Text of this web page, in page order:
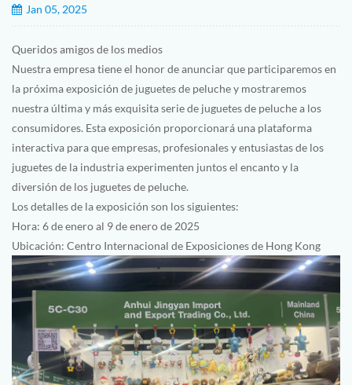
Jan 05, 2025
Queridos amigos de los medios
Nuestra empresa tiene el honor de anunciar que participaremos en
la próxima exposición de juguetes de peluche y mostraremos
nuestra última y más exquisita serie de juguetes de peluche a los
consumidores. Esta exposición proporcionará una plataforma
interactiva para que empresas, profesionales y entusiastas de los
juguetes de la industria experimenten juntos el encanto y la
diversión de los juguetes de peluche.
Los detalles de la exposición son los siguientes:
Hora: 6 de enero al 9 de enero de 2025
Ubicación: Centro Internacional de Exposiciones de Hong Kong